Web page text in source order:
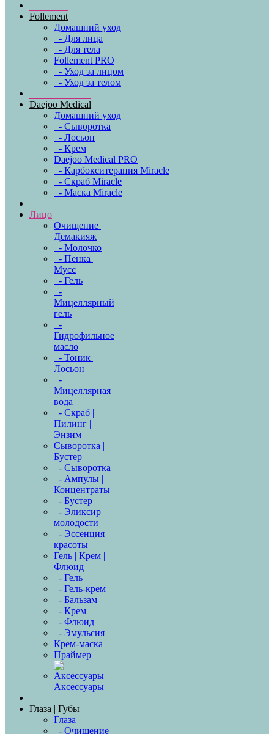
Follement
Домашний уход
- Для лица
- Для тела
Follement PRO
- Уход за лицом
- Уход за телом
Daejoo Medical
Домашний уход
- Сыворотка
- Лосьон
- Крем
Daejoo Medical PRO
- Карбокситерапия Miracle
- Скраб Miracle
- Маска Miracle
Лицо
Очищение |
Демакияж
- Молочко
- Пенка |
Мусс
- Гель
-
Мицеллярный
гель
-
Гидрофильное
масло
- Тоник |
Лосьон
-
Мицеллярная
вода
- Скраб |
Пилинг |
Энзим
Сыворотка |
Бустер
- Сыворотка
- Ампулы |
Концентраты
- Бустер
- Эликсир
молодости
- Эссенция
красоты
Гель | Крем |
Флюид
- Гель
- Гель-крем
- Бальзам
- Крем
- Флюид
- Эмульсия
Крем-маска
Праймер
Аксессуары
Глаза | Губы
Глаза
- Очищение